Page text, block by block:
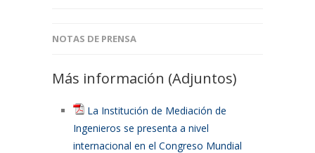
NOTAS DE PRENSA
Más información (Adjuntos)
La Institución de Mediación de
Ingenieros se presenta a nivel
internacional en el Congreso Mundial